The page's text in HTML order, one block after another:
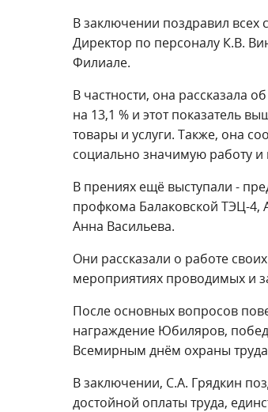
В заключении поздравил
Директор по персоналу К.В.
Филиале.
В частности, она рассказала
на 13,1 % и этот показатель
товары и услуги. Также, она
социально значимую работу
В прениях ещё выступали -
профкома Балаковской ТЭЦ-4,
Анна Васильева.
Они рассказали о работе
мероприятиях проводимых и
После основных вопросов
награждение Юбиляров,
Всемирным днём охраны
В заключении, С.А. Грядкин
достойной оплаты труда,